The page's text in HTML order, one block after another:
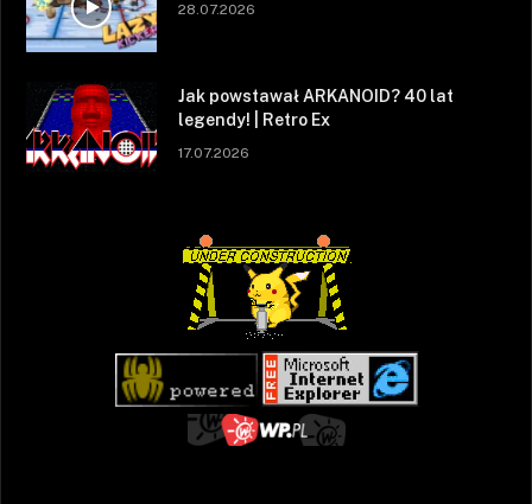
28.07.2026
Jak powstawał ARKANOID? 40 lat
legendy! | Retro Ex
17.07.2026